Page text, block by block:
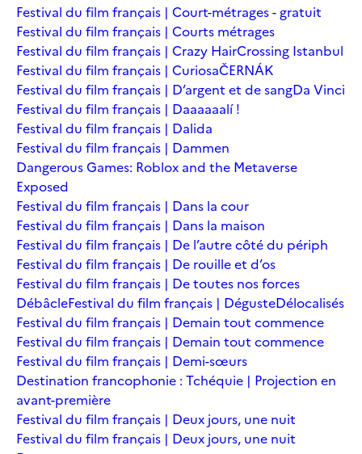
Festival du film français | Court-métrages - gratuit
Festival du film français | Courts métrages
Festival du film français | Crazy HairCrossing Istanbul
Festival du film français | CuriosaČERNÁK
Festival du film français | D’argent et de sangDa Vinci
Festival du film français | Daaaaaalí !
Festival du film français | Dalida
Festival du film français | Dammen
Dangerous Games: Roblox and the Metaverse
Exposed
Festival du film français | Dans la cour
Festival du film français | Dans la maison
Festival du film français | De l’autre côté du périph
Festival du film français | De rouille et d’os
Festival du film français | De toutes nos forces
DébâcleFestival du film français | DégusteDélocalisés
Festival du film français | Demain tout commence
Festival du film français | Demain tout commence
Festival du film français | Demi-sœurs
Destination francophonie : Tchéquie | Projection en
avant-première
Festival du film français | Deux jours, une nuit
Festival du film français | Deux jours, une nuit